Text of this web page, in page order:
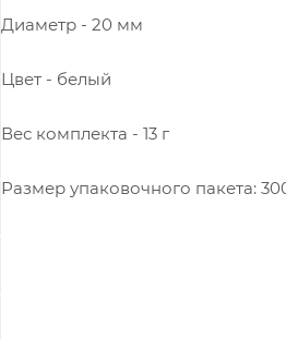
Диаметр - 20 мм
Цвет - белый
Вес комплекта - 13 г
Размер упаковочного пакета: